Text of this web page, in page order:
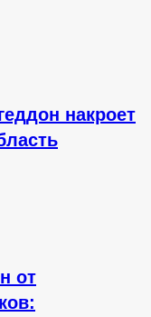
накроет
от